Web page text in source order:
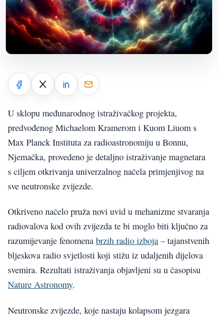
U sklopu međunarodnog istraživačkog projekta,
predvođenog Michaelom Kramerom i Kuom Liuom s
Max Planck Instituta za radioastronomiju u Bonnu,
Njemačka, provedeno je detaljno istraživanje magnetara
s ciljem otkrivanja univerzalnog načela primjenjivog na
sve neutronske zvijezde.
Otkriveno načelo pruža novi uvid u mehanizme stvaranja
radiovalova kod ovih zvijezda te bi moglo biti ključno za
razumijevanje fenomena brzih radio izboja – tajanstvenih
bljeskova radio svjetlosti koji stižu iz udaljenih dijelova
svemira. Rezultati istraživanja objavljeni su u časopisu
Nature Astronomy.
Neutronske zvijezde, koje nastaju kolapsom jezgara